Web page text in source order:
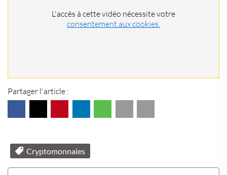
L'accès à cette vidéo nécessite votre
consentement aux cookies.
Partager l'article :
Cryptomonnaies